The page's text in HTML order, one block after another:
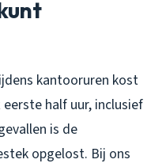
kantooruren kost
half uur, inclusief
is de
opgelost. Bij ons